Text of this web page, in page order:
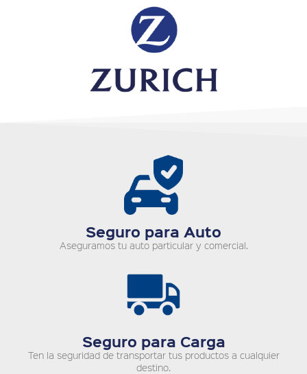
Seguro para Auto
Aseguramos tu auto particular y comercial.
Seguro para Carga
Ten la seguridad de transportar tus productos a cualquier
destino.